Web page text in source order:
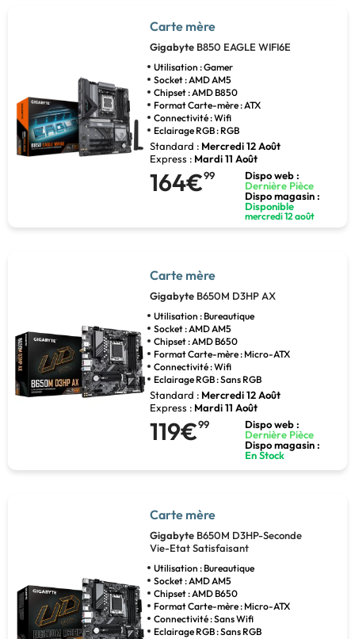
Carte mère
Gigabyte B850 EAGLE WIFI6E
Utilisation : Gamer
Socket : AMD AM5
Chipset : AMD B850
Format Carte-mère : ATX
Connectivité : Wifi
Eclairage RGB : RGB
Standard : Mercredi 12 Août
Express : Mardi 11 Août
164€99
Dispo web :
Dernière Pièce
Dispo magasin :
Disponible
mercredi 12 août
Carte mère
Gigabyte B650M D3HP AX
Utilisation : Bureautique
Socket : AMD AM5
Chipset : AMD B650
Format Carte-mère : Micro-ATX
Connectivité : Wifi
Eclairage RGB : Sans RGB
Standard : Mercredi 12 Août
Express : Mardi 11 Août
119€99
Dispo web :
Dernière Pièce
Dispo magasin :
En Stock
Carte mère
Gigabyte B650M D3HP-Seconde
Vie-Etat Satisfaisant
Utilisation : Bureautique
Socket : AMD AM5
Chipset : AMD B650
Format Carte-mère : Micro-ATX
Connectivité : Sans Wifi
Eclairage RGB : Sans RGB